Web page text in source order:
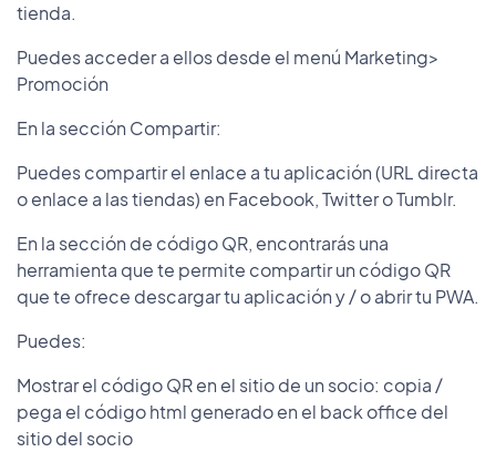
tienda.
Puedes acceder a ellos desde el menú Marketing>
Promoción
En la sección Compartir:
Puedes compartir el enlace a tu aplicación (URL directa
o enlace a las tiendas) en Facebook, Twitter o Tumblr.
En la sección de código QR, encontrarás una
herramienta que te permite compartir un código QR
que te ofrece descargar tu aplicación y / o abrir tu PWA.
Puedes:
Mostrar el código QR en el sitio de un socio: copia /
pega el código html generado en el back office del
sitio del socio